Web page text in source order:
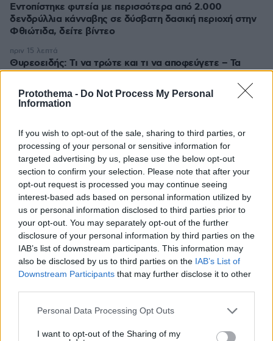
Protothema - Do Not Process My Personal
Information
If you wish to opt-out of the sale, sharing to third parties, or
processing of your personal or sensitive information for
targeted advertising by us, please use the below opt-out
section to confirm your selection. Please note that after your
opt-out request is processed you may continue seeing
interest-based ads based on personal information utilized by
us or personal information disclosed to third parties prior to
your opt-out. You may separately opt-out of the further
disclosure of your personal information by third parties on the
IAB’s list of downstream participants. This information may
also be disclosed by us to third parties on the IAB’s List of
Downstream Participants that may further disclose it to other
Please note that this website/app uses one or more Google
not limited to your visit or usage behaviour. You may click to
Personal Data Processing Opt Outs
I want to opt-out of the Sharing of my
Εντοπίστηκε φυτεία με περισσότερα από 2.000
δενδρύλλια κάνναβης σε δύσβατη δασική περιοχή στην
Φθιώτιδα, δείτε βίντεο
Θυρεοειδής: Τι να τρώτε και τι να αποφεύγετε – Τα
τρόφιμα και τα συμπληρώματα που χρειάζονται προσοχή
πριν 15 λεπτά
Ποιο είναι το αγαπημένο αυτοκίνητο του Κυριάκου
πριν 16 λεπτά
Συγκρίνουμε τα δύο πιο δημοφιλή ηλεκτρικά - Ποιο
κερδίζει τη μάχη;
πριν 17 λεπτά
ΔΕΙΤΕ ΟΛΕΣ ΤΙΣ ΕΙΔΗΣΕΙΣ
ΤΑ ΠΙΟ ΔΗΜΟΦΙΛΗ